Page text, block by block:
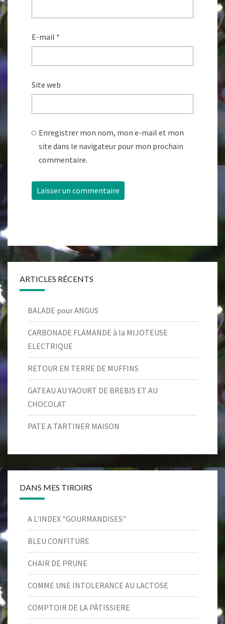
E-mail *
Site web
Enregistrer mon nom, mon e-mail et mon
site dans le navigateur pour mon prochain
commentaire.
ARTICLES RÉCENTS
BALADE pour ANGUS
CARBONADE FLAMANDE à la MIJOTEUSE
ELECTRIQUE
RETOUR EN TERRE DE MUFFINS
GATEAU AU YAOURT DE BREBIS ET AU
CHOCOLAT
PATE A TARTINER MAISON
DANS MES TIROIRS
A L'INDEX "GOURMANDISES"
BLEU CONFITURE
CHAIR DE PRUNE
COMME UNE INTOLERANCE AU LACTOSE
COMPTOIR DE LA PÂTISSIERE